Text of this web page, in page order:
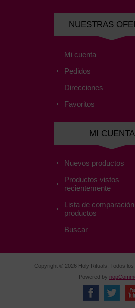
NUESTRAS
Mi cuenta
Pedidos
Direcciones
Favoritos
MI CUENTA
Nuevos productos
Productos vistos
recientemente
Lista de
productos
Buscar
Copyright ® 2026 Holy Rituals. Todos
Powered by